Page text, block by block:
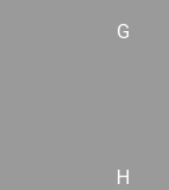
G
H